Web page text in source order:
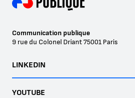
Communication publique
9 rue du Colonel Driant75001 Paris
LINKEDIN
YOUTUBE